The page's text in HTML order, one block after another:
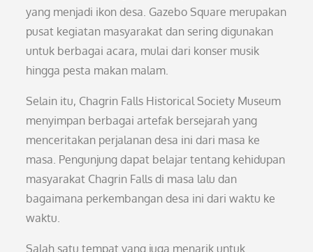
yang menjadi ikon desa. Gazebo Square merupakan
pusat kegiatan masyarakat dan sering digunakan
untuk berbagai acara, mulai dari konser musik
hingga pesta makan malam.
Selain itu, Chagrin Falls Historical Society Museum
menyimpan berbagai artefak bersejarah yang
menceritakan perjalanan desa ini dari masa ke
masa. Pengunjung dapat belajar tentang kehidupan
masyarakat Chagrin Falls di masa lalu dan
bagaimana perkembangan desa ini dari waktu ke
waktu.
Salah satu tempat yang juga menarik untuk